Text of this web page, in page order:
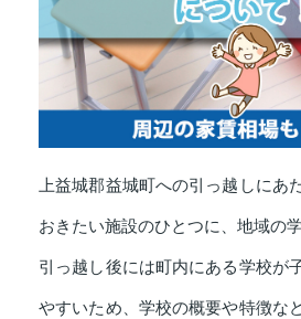
上益城郡益城町への引っ越しにあ
おきたい施設のひとつに、地域の
引っ越し後には町内にある学校が
やすいため、学校の概要や特徴な